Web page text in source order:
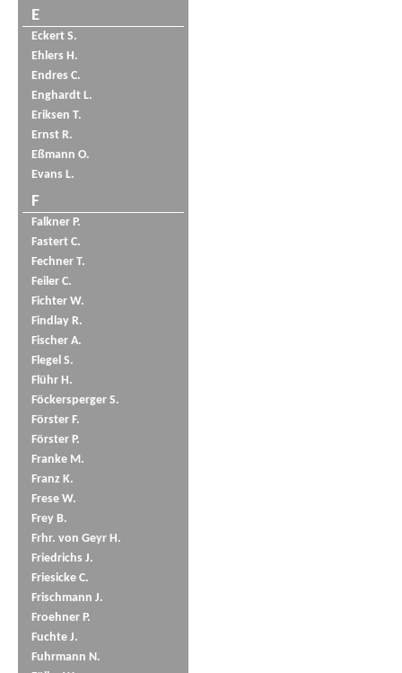
E
Eckert S.
Ehlers H.
Endres C.
Enghardt L.
Eriksen T.
Ernst R.
Eßmann O.
Evans L.
F
Falkner P.
Fastert C.
Fechner T.
Feiler C.
Fichter W.
Findlay R.
Fischer A.
Flegel S.
Flühr H.
Föckersperger S.
Förster F.
Förster P.
Franke M.
Franz K.
Frese W.
Frey B.
Frhr. von Geyr H.
Friedrichs J.
Friesicke C.
Frischmann J.
Froehner P.
Fuchte J.
Fuhrmann N.